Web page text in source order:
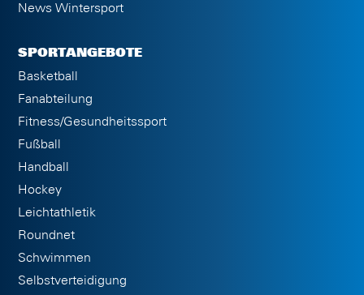
News Wintersport
SPORTANGEBOTE
Basketball
Fanabteilung
Fitness/Gesundheitssport
Fußball
Handball
Hockey
Leichtathletik
Roundnet
Schwimmen
Selbstverteidigung